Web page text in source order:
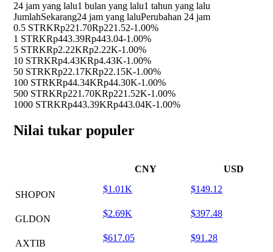
24 jam yang lalu1 bulan yang lalu1 tahun yang lalu
JumlahSekarang24 jam yang laluPerubahan 24 jam
0.5 STRKRp221.70Rp221.52-1.00%
1 STRKRp443.39Rp443.04-1.00%
5 STRKRp2.22KRp2.22K-1.00%
10 STRKRp4.43KRp4.43K-1.00%
50 STRKRp22.17KRp22.15K-1.00%
100 STRKRp44.34KRp44.30K-1.00%
500 STRKRp221.70KRp221.52K-1.00%
1000 STRKRp443.39KRp443.04K-1.00%
Nilai tukar populer
CNY USD
SHOPON
$1.01K $149.12
GLDON
$2.69K $397.48
AXTIB
$617.05 $91.28